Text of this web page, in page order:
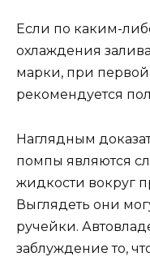
Если по каким-
охлаждения
марки, при
рекомендуется
Наглядным
помпы являются
жидкости вокруг
Выглядеть они
ручейки.
заблуждение то,